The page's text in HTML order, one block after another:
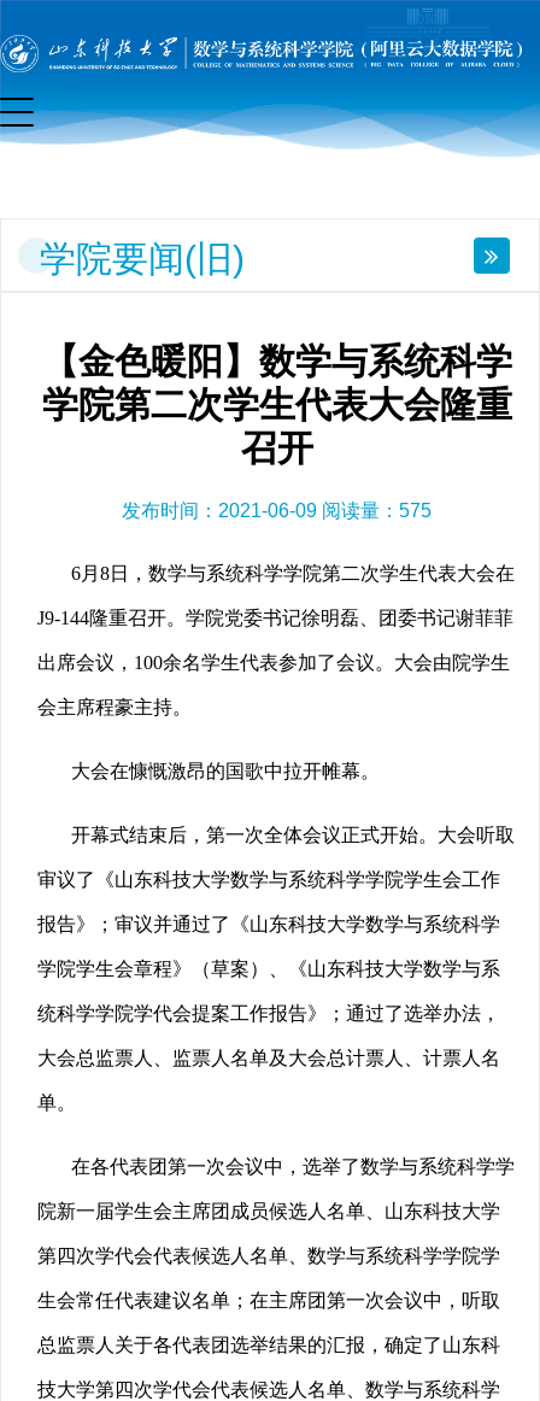
要
(旧)
学院要闻(旧)
【金色暖阳】数学与系统科学
学院第二次学生代表大会隆重
召开
发布时间：2021-06-09 阅读量： 575
6月8日，数学与系统科学学院第二次学生代表大会在
J9-144隆重召开。学院党委书记徐明磊、团委书记谢菲菲
出席会议，100余名学生代表参加了会议。大会由院学生
会主席程豪主持。
大会在慷慨激昂的国歌中拉开帷幕。
开幕式结束后，第一次全体会议正式开始。大会听取
审议了《山东科技大学数学与系统科学学院学生会工作
报告》；审议并通过了《山东科技大学数学与系统科学
学院学生会章程》（草案）、《山东科技大学数学与系
统科学学院学代会提案工作报告》；通过了选举办法，
大会总监票人、监票人名单及大会总计票人、计票人名
单。
在各代表团第一次会议中，选举了数学与系统科学学
院新一届学生会主席团成员候选人名单、山东科技大学
第四次学代会代表候选人名单、数学与系统科学学院学
生会常任代表建议名单；在主席团第一次会议中，听取
总监票人关于各代表团选举结果的汇报，确定了山东科
技大学第四次学代会代表候选人名单、数学与系统科学